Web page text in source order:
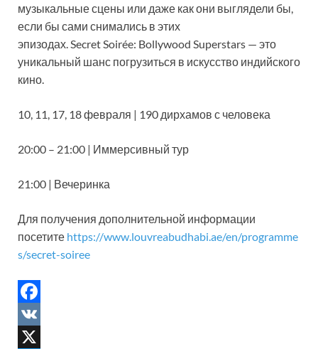
музыкальные сцены или даже как они выглядели бы,
если бы сами снимались в этих
эпизодах. Secret Soirée: Bollywood Superstars — это
уникальный шанс погрузиться в искусство индийского
кино.
10, 11, 17, 18 февраля | 190 дирхамов с человека
20:00 – 21:00 | Иммерсивный тур
21:00 | Вечеринка
Для получения дополнительной информации
посетите https://www.louvreabudhabi.ae/en/programme
s/secret-soiree
F
aV